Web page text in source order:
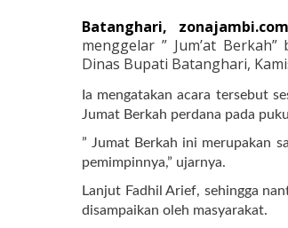
Batanghari,
menggelar ” Jum’at
Dinas Bupati Batanghari,
Ia mengatakan acara tersebut
Jumat Berkah perdana pada
” Jumat Berkah ini merupakan
pemimpinnya,” ujarnya.
Lanjut Fadhil Arief, sehingga
disampaikan oleh masyarakat.